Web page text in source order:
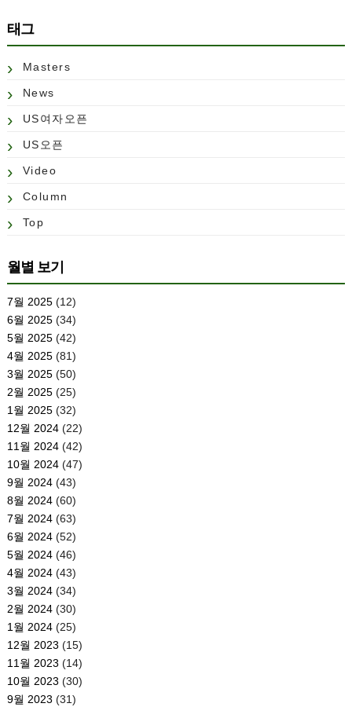
태그
Masters
News
US여자오픈
US오픈
Video
Column
Top
월별 보기
7월 2025(12)
6월 2025(34)
5월 2025(42)
4월 2025(81)
3월 2025(50)
2월 2025(25)
1월 2025(32)
12월 2024(22)
11월 2024(42)
10월 2024(47)
9월 2024(43)
8월 2024(60)
7월 2024(63)
6월 2024(52)
5월 2024(46)
4월 2024(43)
3월 2024(34)
2월 2024(30)
1월 2024(25)
12월 2023 (15)
11월 2023 (14)
10월 2023 (30)
9월 2023 (31)